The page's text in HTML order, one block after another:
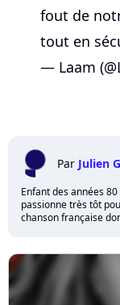
fout de
tout en
— Laam
Par Julien
Enfant des années
passionne très tôt
chanson française